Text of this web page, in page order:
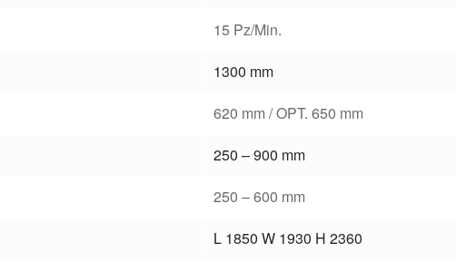
15 Pz/Min.
1300 mm
620 mm / OPT. 650 mm
250 – 900 mm
250 – 600 mm
L 1850 W 1930 H 2360